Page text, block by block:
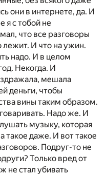
они в интернете, да. И
я с тобой не
что все разговоры
лежит. И что на ужин.
надо. И в целом
Некогда. И
мешала
деньги, чтобы
вины таким образом.
Надо же. И
музыку, которая
такое даже. И вот такое
Подруг-то не
Только вред от
не стал убивать